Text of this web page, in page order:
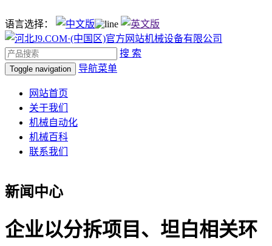
语言选择：
搜 索
Toggle navigation 导航菜单
网站首页
关于我们
机械自动化
机械百科
联系我们
新闻中心
企业以分拆项目、坦白相关环